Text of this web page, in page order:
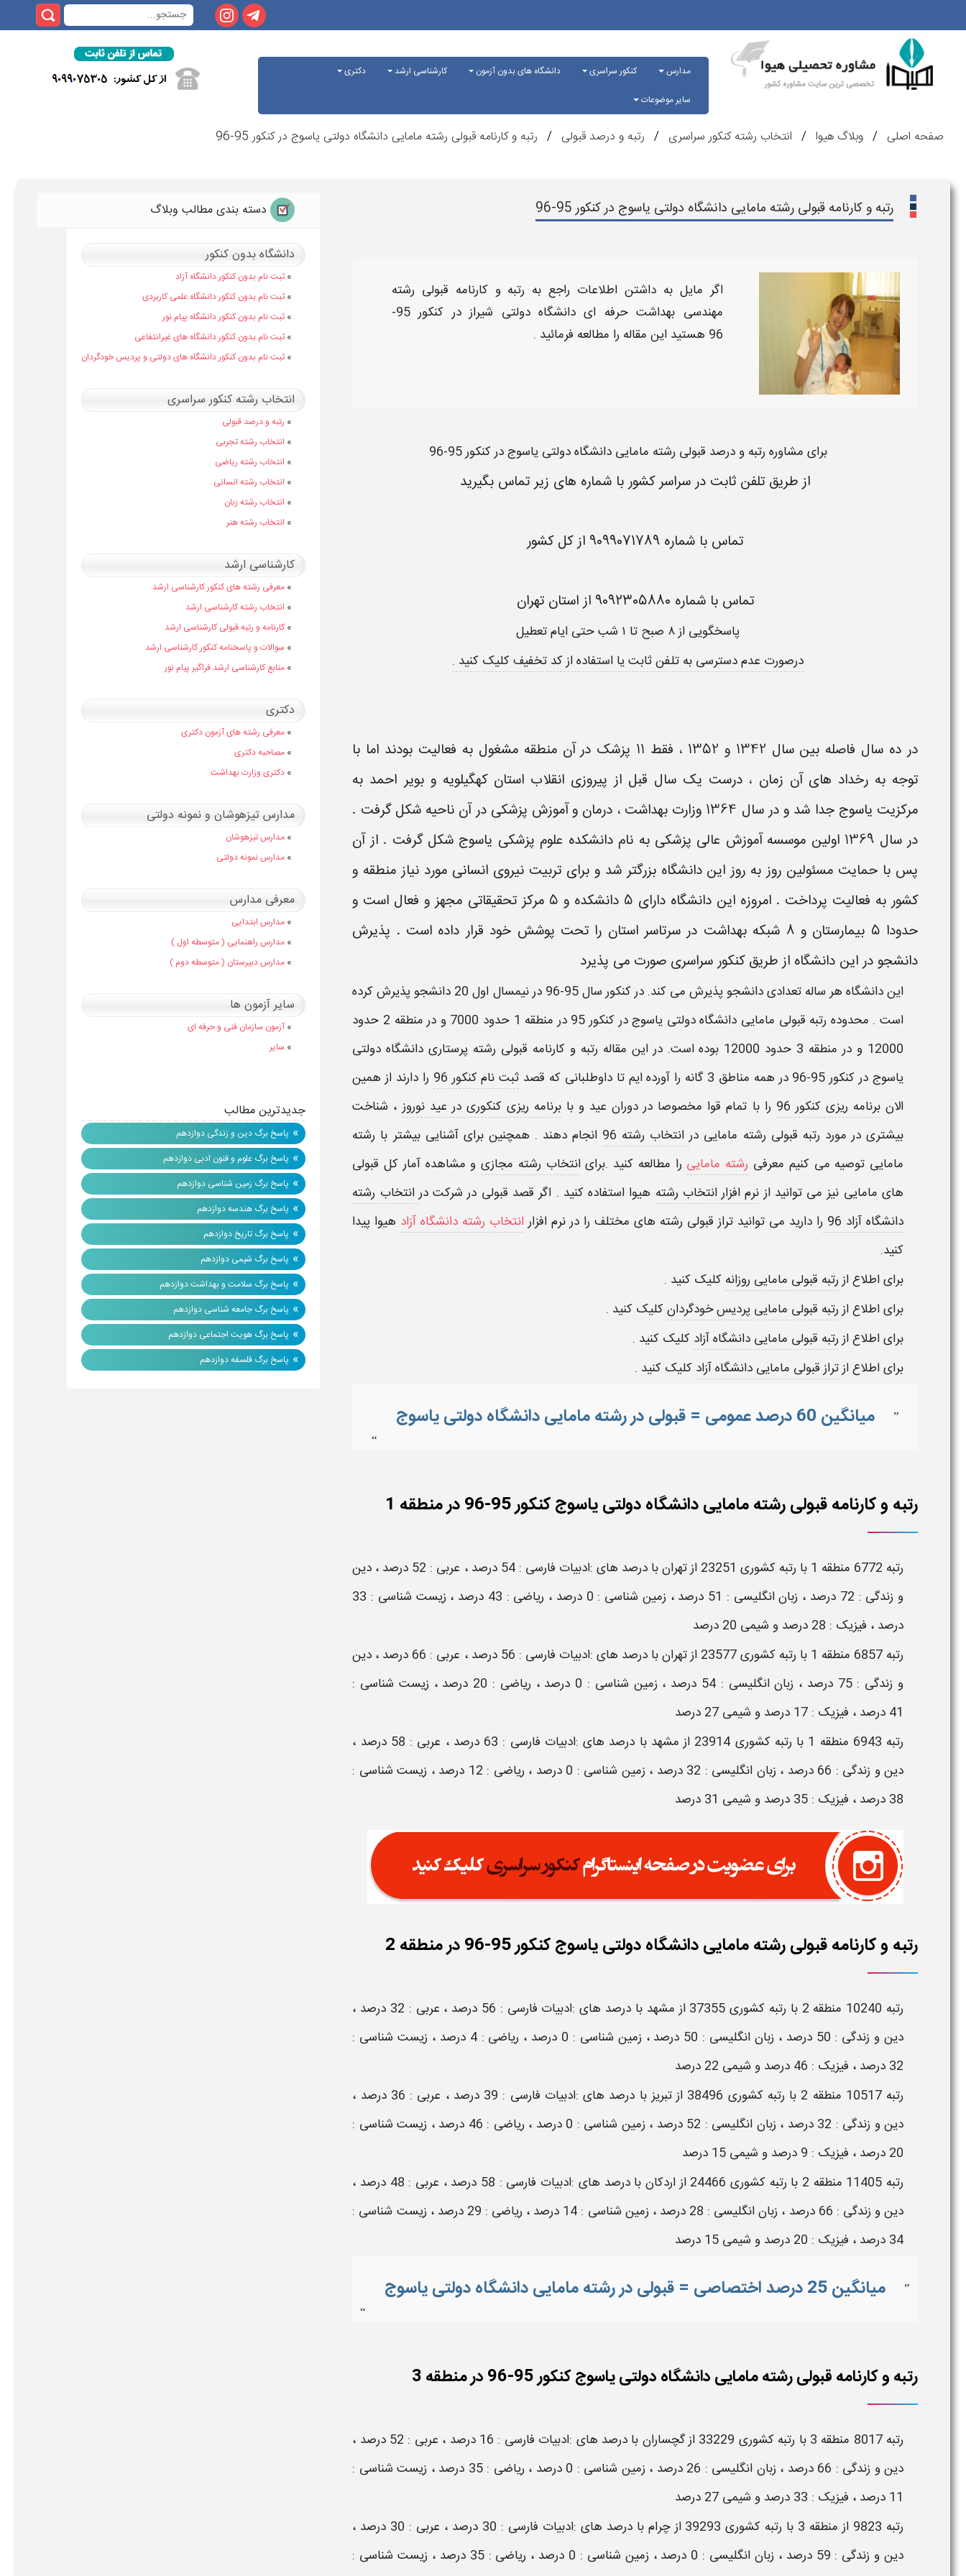
مدارس کنکور سراسری دانشگاه های بدون آزمون کارشناسی ارشد
دکتری
سایر موضوعات
صفحه اصلی وبلاگ هیوا انتخاب رشته کنکور سراسری رتبه و درصد قبولی رتبه و کارنامه قبولی رشته مامایی دانشگاه دولتی یاسوج در کنکور 95-96
رتبه و کارنامه قبولی رشته مامایی دانشگاه دولتی یاسوج در کنکور 95-96
اگر مایل به داشتن اطلاعات راجع به رتبه و کارنامه قبولی رشته
مهندسی بهداشت حرفه ای دانشگاه دولتی شیراز در کنکور 95-
96 هستید این مقاله را مطالعه فرمائید .
برای مشاوره رتبه و درصد قبولی رشته مامایی دانشگاه دولتی یاسوج در کنکور 95-96
از طریق تلفن ثابت در سراسر کشور با شماره های زیر تماس بگیرید
تماس با شماره ۹۰۹۹۰۷۱۷۸۹ ازکل کشور
تماس با شماره ۹۰۹۲۳۰۵۸۸۰ ازاستان تهران
پاسخگویی از ۸ صبح تا ۱ شب حتی ایام تعطیل
درصورت عدم دسترسی به تلفن ثابتیا استفاده ازکد تخفیفکلیک کنید .
در ده سال فاصله بین سال 1342 و 1352 ، فقط 11 پزشک در آن منطقه مشغول به فعالیت بودند اما با
توجه به رخداد های آن زمان ، درست یک سال قبل از پیروزی انقلاب استان کهگیلویه و بویر احمد به
مرکزیت یاسوج جدا شد و در سال 1364 وزارت بهداشت ، درمان و آموزش پزشکی در آن ناحیه شکل گرفت .
در سال 1369 اولین موسسه آموزش عالی پزشکی به نام دانشکده علوم پزشکی یاسوج شکل گرفت . از آن
پس با حمایت مسئولین روز به روز این دانشگاه بزرگتر شد و برای تربیت نیروی انسانی مورد نیاز منطقه و
کشور به فعالیت پرداخت . امروزه این دانشگاه دارای 5 دانشکده و 5 مرکز تحقیقاتی مجهز و فعال است و
حدودا 5 بیمارستان و 8 شبکه بهداشت در سرتاسر استان را تحت پوشش خود قرار داده است . پذیرش
دانشجو در این دانشگاه از طریق کنکور سراسری صورت می پذیرد
این دانشگاه هر ساله تعدادی دانشجو پذیرش می کند. در کنکور سال 95-96 در نیمسال اول 20 دانشجو پذیرش کرده
است . محدوده رتبه قبولی مامایی
دانشگاه دولتی یاسوج در کنکور 95 در منطقه 1 حدود 7000 و در منطقه 2 حدود
12000 و در منطقه 3 حدود 12000 بوده است. در این مقاله رتبه و کارنامه قبولی رشته
پرستاریدانشگاه دولتی
یاسوج در کنکور 95-96 در همه مناطق 3 گانه را آورده ایم تا داوطلبانی که قصد
ثبت نام کنکور 96
را دارند از همین
الانبرنامه ریزی کنکور 96 را با تمام قوا مخصوصا در دوران عید و بابرنامه ریزی کنکوری در عید نوروز، شناخت
بیشتری در مورد رتبه قبولی رشته مامایی درانتخاب رشته 96 انجام دهند . همچنین برای آشنایی بیشتر با رشته
مامایی توصیه می کنیم معرفی رشته مامایی را مطالعه کنید .برایانتخاب رشته مجازیو مشاهده آمار کل قبولی
های مامایی نیز می توانید از نرم افزار انتخاب رشته هیوا استفاده کنید . اگر قصد قبولی در شرکت درانتخاب رشته
دانشگاه آزاد 96
را دارید می توانید تراز قبولی رشته های مختلف را درنرم افزار انتخاب رشته دانشگاه آزاد هیوا پیدا
کنید.
برای اطلاع ازرتبه قبولی مامایی روزانه کلیک کنید .
برای اطلاع ازرتبه قبولی مامایی پردیس خودگردان کلیک کنید .
برای اطلاع ازرتبه قبولی مامایی دانشگاه آزاد کلیک کنید .
برای اطلاع ازتراز قبولی مامایی دانشگاه آزاد کلیک کنید .
” میانگین 60 درصد عمومی = قبولی در رشته مامایی دانشگاه دولتی یاسوج
“
رتبه و کارنامه قبولی رشته مامایی دانشگاه دولتی یاسوج کنکور 95-96 در منطقه 1
رتبه 6772 منطقه 1 با رتبه کشوری 23251 از تهران با درصد های :ادبیات فارسی : 54 درصد ، عربی : 52 درصد ، دین
و زندگی : 72 درصد ، زبان انگلیسی : 51 درصد ، زمین شناسی : 0 درصد ، ریاضی : 43 درصد ، زیست شناسی : 33
درصد ، فیزیک : 28 درصد و شیمی 20 درصد
رتبه 6857 منطقه 1 با رتبه کشوری 23577 از تهران با درصد های :ادبیات فارسی : 56 درصد ، عربی : 66 درصد ، دین
و زندگی : 75 درصد ، زبان انگلیسی : 54 درصد ، زمین شناسی : 0 درصد ، ریاضی : 20 درصد ، زیست شناسی :
41 درصد ، فیزیک : 17 درصد و شیمی 27 درصد
رتبه 6943 منطقه 1 با رتبه کشوری 23914 از مشهد با درصد های :ادبیات فارسی : 63 درصد ، عربی : 58 درصد ،
دین و زندگی : 66 درصد ، زبان انگلیسی : 32 درصد ، زمین شناسی : 0 درصد ، ریاضی : 12 درصد ، زیست شناسی :
38 درصد ، فیزیک : 35 درصد و شیمی 31 درصد
رتبه و کارنامه قبولی رشته مامایی دانشگاه دولتی یاسوج کنکور 95-96 در منطقه 2
رتبه 10240 منطقه 2 با رتبه کشوری 37355 از مشهد با درصد های :ادبیات فارسی : 56 درصد ، عربی : 32 درصد ،
دین و زندگی : 50 درصد ، زبان انگلیسی : 50 درصد ، زمین شناسی : 0 درصد ، ریاضی : 4 درصد ، زیست شناسی :
32 درصد ، فیزیک : 46 درصد و شیمی 22 درصد
رتبه 10517 منطقه 2 با رتبه کشوری 38496 از تبریز با درصد های :ادبیات فارسی : 39 درصد ، عربی : 36 درصد ،
دین و زندگی : 32 درصد ، زبان انگلیسی : 52 درصد ، زمین شناسی : 0 درصد ، ریاضی : 46 درصد ، زیست شناسی :
20 درصد ، فیزیک : 9 درصد و شیمی 15 درصد
رتبه 11405 منطقه 2 با رتبه کشوری 24466 از اردکان با درصد های :ادبیات فارسی : 58 درصد ، عربی : 48 درصد ،
دین و زندگی : 66 درصد ، زبان انگلیسی : 28 درصد ، زمین شناسی : 14 درصد ، ریاضی : 29 درصد ، زیست شناسی :
34 درصد ، فیزیک : 20 درصد و شیمی 15 درصد
” میانگین 25 درصد اختصاصی = قبولی در رشته مامایی دانشگاه دولتی یاسوج
“
رتبه و کارنامه قبولی رشته مامایی دانشگاه دولتی یاسوج کنکور 95-96 در منطقه 3
رتبه 8017 منطقه 3 با رتبه کشوری 33229 از گچساران با درصد های :ادبیات فارسی : 16 درصد ، عربی : 52 درصد ،
دین و زندگی : 66 درصد ، زبان انگلیسی : 26 درصد ، زمین شناسی : 0 درصد ، ریاضی : 35 درصد ، زیست شناسی :
11 درصد ، فیزیک : 33 درصد و شیمی 27 درصد
رتبه 9823 از منطقه 3 با رتبه کشوری 39293 از چرام با درصد های :ادبیات فارسی : 30 درصد ، عربی : 30 درصد ،
دین و زندگی : 59 درصد ، زبان انگلیسی : 0 درصد ، زمین شناسی : 0 درصد ، ریاضی : 35 درصد ، زیست شناسی :
دسته بندی مطالب وبلاگ
دانشگاه بدون کنکور
» ثبت نام بدون کنکور دانشگاه آزاد
» ثبت نام بدون کنکور دانشگاه علمی کاربردی
» ثبت نام بدون کنکور دانشگاه پیام نور
» ثبت نام بدون کنکور دانشگاه های غیرانتفاعی
» ثبت نام بدون کنکور دانشگاه های دولتی و پردیس خودگردان
انتخاب رشته کنکور سراسری
» رتبه و درصد قبولی
» انتخاب رشته تجربی
» انتخاب رشته ریاضی
» انتخاب رشته انسانی
» انتخاب رشته زبان
» انتخاب رشته هنر
کارشناسی ارشد
» معرفی رشته های کنکور کارشناسی ارشد
» انتخاب رشته کارشناسی ارشد
» کارنامه و رتبه قبولی کارشناسی ارشد
» سوالات و پاسخنامه کنکور کارشناسی ارشد
» منابع کارشناسی ارشد فراگیر پیام نور
دکتری
» معرفی رشته های آزمون دکتری
» مصاحبه دکتری
» دکتری وزارت بهداشت
مدارس تیزهوشان و نمونه دولتی
» مدارس تیزهوشان
» مدارس نمونه دولتی
معرفی مدارس
» مدارس ابتدایی
» مدارس راهنمایی ( متوسطه اول )
» مدارس دبیرستان ( متوسطه دوم )
سایر آزمون ها
» آزمون سازمان فنی و حرفه ای
» سایر
جدیدترین مطالب
» پاسخ برگ دین و زندگی دوازدهم
» پاسخ برگ علوم و فنون ادبی دوازدهم
» پاسخ برگ زمین شناسی دوازدهم
» پاسخ برگ هندسه دوازدهم
» پاسخ برگ تاریخ دوازدهم
» پاسخ برگ شیمی دوازدهم
» پاسخ برگ سلامت و بهداشت دوازدهم
» پاسخ برگ جامعه شناسی دوازدهم
» پاسخ برگ هویت اجتماعی دوازدهم
» پاسخ برگ فلسفه دوازدهم